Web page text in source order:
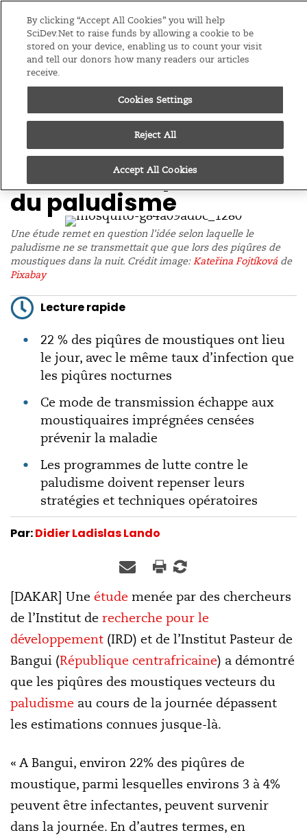
Menu
EditionsAfrique Sub-Saharienne
Actualités
Les piqûres de
moustiques en journée
entravent la prévention
du paludisme
Une étude remet en question l'idée selon laquelle le
paludisme ne se transmettait que que lors des piqûres de
moustiques dans la nuit. Crédit image:Kateřina Fojtíkováde
Pixabay
Lecture rapide
22 % des piqûres de moustiques ont lieu
le jour, avec le même taux d’infection que
les piqûres nocturnes
Ce mode de transmission échappe aux
moustiquaires imprégnées censées
prévenir la maladie
Les programmes de lutte contre le
paludisme doivent repenser leurs
stratégies et techniques opératoires
Par:Didier Ladislas Lando
[DAKAR] Une étude menée par des chercheurs
de l’Institut de recherche pour le
développement (IRD) et de l’Institut Pasteur de
Bangui (République centrafricaine) a démontré
que les piqûres des moustiques vecteurs du
paludisme au cours de la journée dépassent
les estimations connues jusque-là.
« A Bangui, environ 22% des piqûres de
moustique, parmi lesquelles environs 3 à 4%
peuvent être infectantes, peuvent survenir
dans la journée. En d’autres termes, en
By clicking “Accept All Cookies” you will help
SciDev.Net to raise funds by allowing a cookie to be
stored on your device, enabling us to count your visit
and tell our donors how many readers our articles
receive.
Cookies Settings
Reject All
Accept All Cookies